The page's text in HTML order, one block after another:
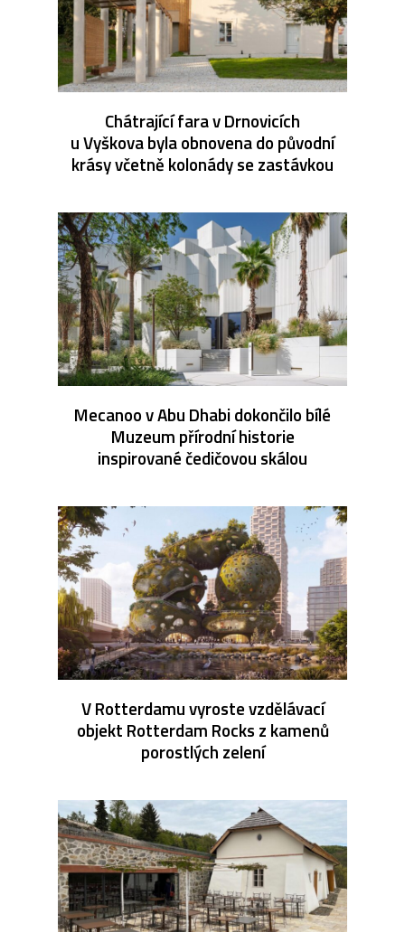
Chátrající fara v Drnovicích
u Vyškova byla obnovena do původní
krásy včetně kolonády se zastávkou
Mecanoo v Abu Dhabi dokončilo bílé
Muzeum přírodní historie
inspirované čedičovou skálou
V Rotterdamu vyroste vzdělávací
objekt Rotterdam Rocks z kamenů
porostlých zelení